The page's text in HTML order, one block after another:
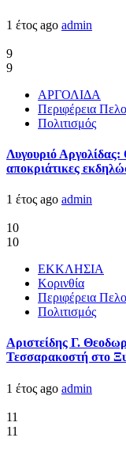
1 έτος ago admin
9
9
ΑΡΓΟΛΙΔΑ
Περιφέρεια
Πολιτισμός
Λυγουριό
αποκριάτικες
1 έτος ago admin
10
10
ΕΚΚΛΗΣΙΑ
Κορινθία
Περιφέρεια
Πολιτισμός
Αριστείδης Γ.
Τεσσαρακοστή στο
1 έτος ago admin
11
11